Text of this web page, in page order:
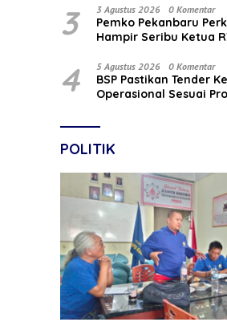
Nasabah
3 3 Agustus 2026 0 Komentar
Pemko Pekanbaru
Hampir Seribu Ketua
4 5 Agustus 2026 0 Komentar
BSP Pastikan Tender
Operasional Sesuai
POLITIK